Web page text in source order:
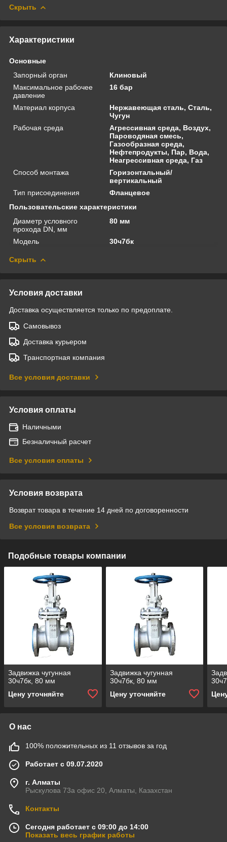
Скрыть
Характеристики
Основные
Запорный орган
Клиновый
Максимальное рабочее
давление
16 бар
Материал корпуса
Нержавеющая сталь, Сталь,
Чугун
Рабочая среда
Агрессивная среда, Воздух,
Пароводяная смесь,
Газообразная среда,
Нефтепродукты, Пар, Вода,
Неагрессивная среда, Газ
Способ монтажа
Горизонтальный/
вертикальный
Тип присоединения
Фланцевое
Пользовательские характеристики
Диаметр условного
прохода DN, мм
80 мм
Модель 30ч7бк
Скрыть
Условия доставки
Доставка осуществляется только по предоплате.
Самовывоз
Доставка курьером
Транспортная компания
Все условия доставки
Условия оплаты
Наличными
Безналичный расчет
Все условия оплаты
Условия возврата
Возврат товара в течение 14 дней по договоренности
Все условия возврата
Подобные товары компании
Задвижка чугунная
30ч7бк, 80 мм
Цену уточняйте
Задвижка чугунная
30ч7бк, 80 мм
Цену уточняйте
О нас
100% положительных из 11 отзывов за год
Работает с 09.07.2020
г. Алматы
Рыскулова 73а офис 20, Алматы, Казахстан
Контакты
Сегодня работает с 09:00 до 14:00
Показать весь график работы